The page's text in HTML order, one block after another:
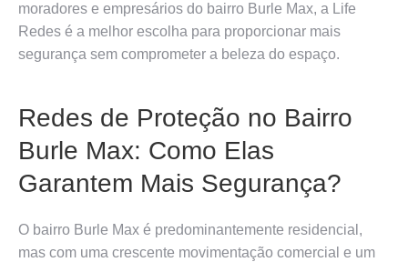
moradores e empresários do bairro Burle Max, a Life
Redes é a melhor escolha para proporcionar mais
segurança sem comprometer a beleza do espaço.
Redes de Proteção no Bairro
Burle Max: Como Elas
Garantem Mais Segurança?
O bairro Burle Max é predominantemente residencial,
mas com uma crescente movimentação comercial e um